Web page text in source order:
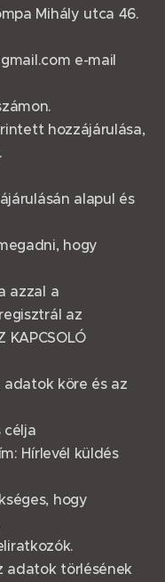
Mihály utca 46.
e-mail
hozzájárulása,
alapul és
hogy
azzal a
az
KAPCSOLÓ
köre és az
célja
Hírlevél küldés
hogy
adatok törlésének